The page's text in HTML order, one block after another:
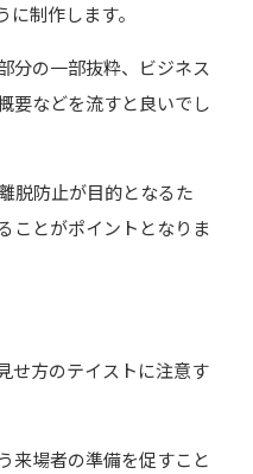
制作します。
分の一部抜粋、ビジネス
要などを流すと良いでし
脱防止が目的となるた
ことがポイントとなりま
せ方のテイストに注意す
来場者の準備を促すこと